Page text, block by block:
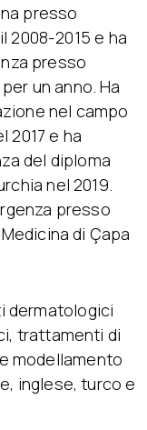
presso
2008-2015 e ha
presso
un anno. Ha
nel campo
2017 e ha
del diploma
nel 2019.
presso
di Çapa
dermatologici
trattamenti di
modellamento
inglese, turco e